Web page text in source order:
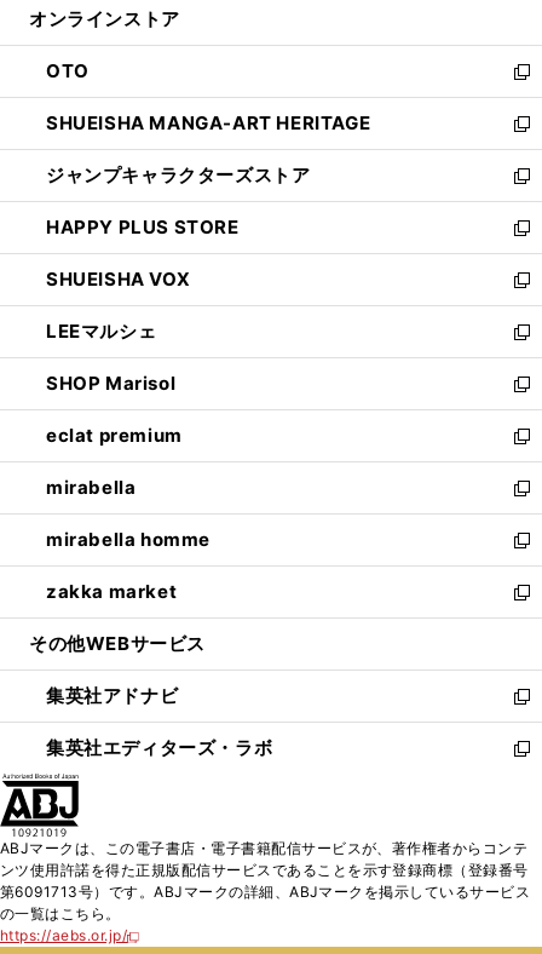
ウ
で
開
く
ン
ド
ウ
で
開
く
オンラインストア
OTO
新
し
い
ウ
ィ
ン
ド
ウ
で
開
く
SHUEISHA MANGA-ART HERITAGE
新
し
い
ウ
ィ
ン
ド
ウ
で
開
く
ジャンプキャラクターズストア
新
し
い
ウ
ィ
ン
ド
ウ
で
開
く
HAPPY PLUS STORE
新
し
い
ウ
ィ
ン
ド
ウ
で
開
く
SHUEISHA VOX
新
し
い
ウ
ィ
ン
ド
ウ
で
開
く
LEEマルシェ
新
し
い
ウ
ィ
ン
ド
ウ
で
開
く
SHOP Marisol
新
し
い
ウ
ィ
ン
ド
ウ
で
開
eclat premium
新
し
い
ウ
ィ
ン
ド
ウ
開
く
mirabella
新
し
い
ウ
ィ
ン
ウ
で
開
く
mirabella homme
新
し
い
ウ
ン
ド
ウ
で
zakka market
新
し
ウ
ィ
ン
ド
く
その他WEBサービス
集英社アドナビ
新
し
い
ド
ウ
で
集英社エディターズ・ラボ
新
ィ
ン
ABJマークは、この電子書店・電子書籍配信サービスが、著作権者からコンテ
ンツ使用許諾を得た正規版配信サービスであることを示す登録商標（登録番号
第6091713号）です。ABJマークの詳細、ABJマークを掲示しているサービス
の一覧はこちら。
https://aebs.or.jp/
新